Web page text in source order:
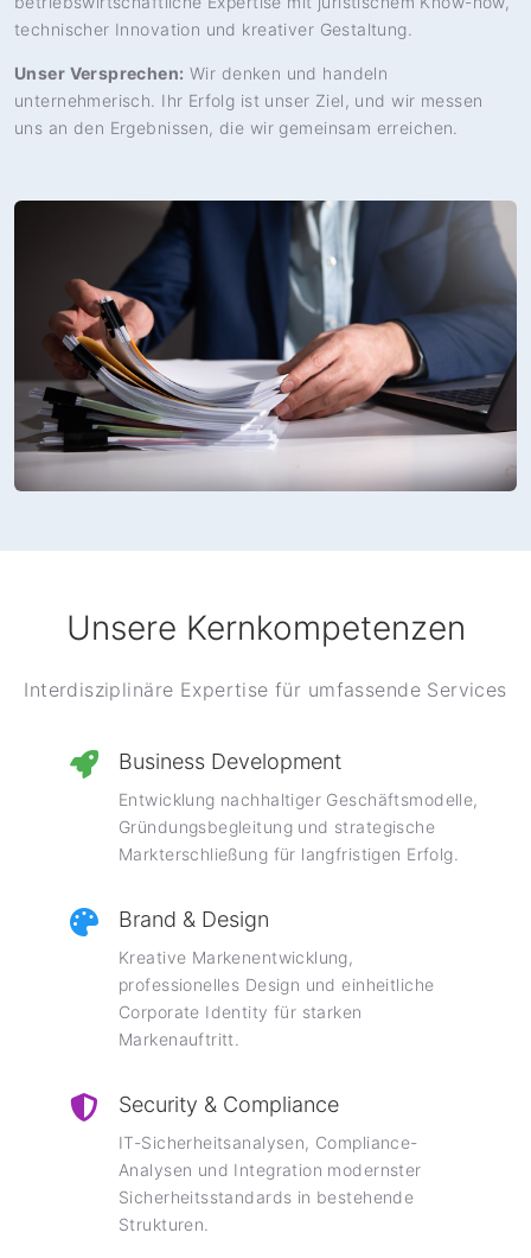
technischer Innovation und kreativer Gestaltung.
Unser Versprechen: Wir denken und handeln
unternehmerisch. Ihr Erfolg ist unser Ziel, und wir messen
uns an den Ergebnissen, die wir gemeinsam erreichen.
Unsere Kernkompetenzen
Interdisziplinäre Expertise für umfassende Services
Business Development
Entwicklung nachhaltiger Geschäftsmodelle,
Gründungsbegleitung und strategische
Markterschließung für langfristigen Erfolg.
Brand & Design
Kreative Markenentwicklung,
professionelles Design und einheitliche
Corporate Identity für starken
Markenauftritt.
Security & Compliance
IT-Sicherheitsanalysen, Compliance-
Analysen und Integration modernster
Sicherheitsstandards in bestehende
Strukturen.